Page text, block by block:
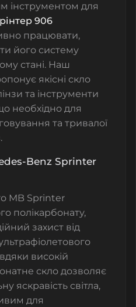
інструментом для
906
працювати,
його систему
стані. Наш
якісні скло
та інструменти
необхідно для
та тривалої
Benz Sprinter
MB Sprinter
полікарбонату,
захист від
високій
скло дозволяє
яскравість світла,
для